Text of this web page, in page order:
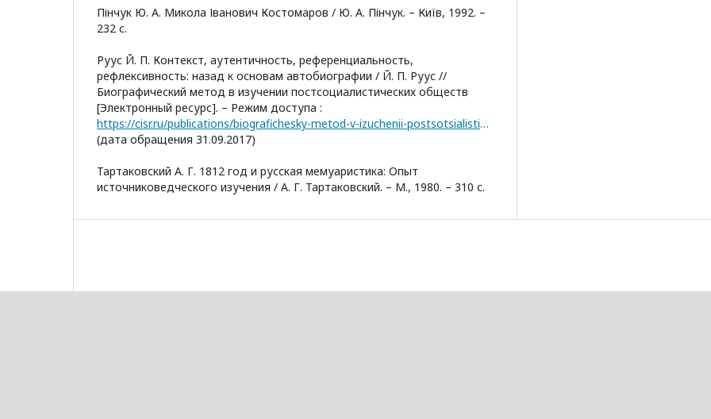
Пінчук Ю. А. Микола Іванович Костомаров / Ю. А. Пінчук. – Київ, 1992. –
232 с.
Руус Й. П. Контекст, аутентичность, референциальность,
рефлексивность: назад к основам автобиографии / Й. П. Руус //
Биографический метод в изучении постсоциалистических обществ
[Электронный ресурс]. – Режим доступа :
https://cisr.ru/publications/biografichesky-metod-v-izuchenii-postsotsialisticheskih-obschestv/
(дата обращения 31.09.2017)
Тартаковский А. Г. 1812 год и русская мемуаристика: Опыт
источниковедческого изучения / А. Г. Тартаковский. – М., 1980. – 310 с.